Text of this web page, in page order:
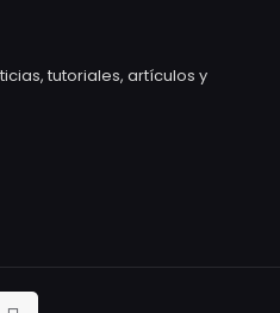
tutoriales, artículos y